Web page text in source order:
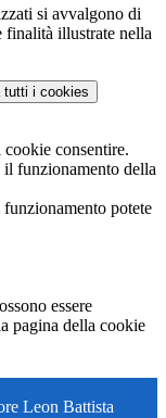
si avvalgono di
finalità illustrate nella
tutti i cookies
cookie consentire.
il funzionamento della
potete
essere
pagina della cookie
Leon Battista